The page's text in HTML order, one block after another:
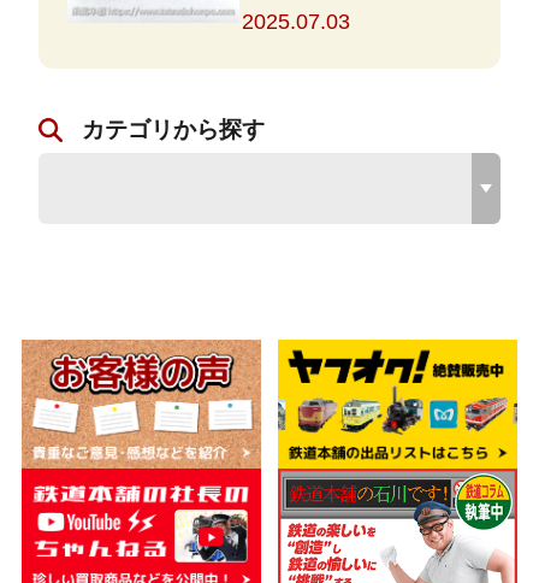
2025.07.03
カテゴリから探す